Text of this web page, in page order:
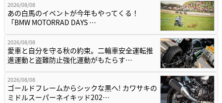
2026/08/08
あの白馬のイベントが今年もやってくる！
「BMW MOTORRAD DAYS …
2026/08/08
愛車と自分を守る秋の約束。二輪車安全運転推
進運動と盗難防止強化運動がもたらす…
2026/08/08
ゴールドフレームからシックな黒へ! カワサキの
ミドルスーパーネイキッド202…